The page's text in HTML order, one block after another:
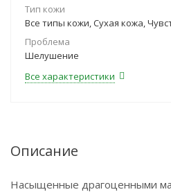
Тип кожи
Все типы кожи, Сухая кожа,
Проблема
Шелушение
Все характеристики
Описание
Насыщенные драгоценными